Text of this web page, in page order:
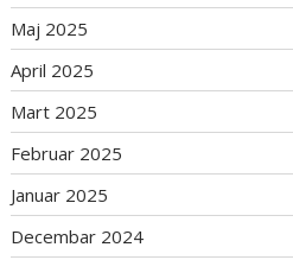
Maj 2025
April 2025
Mart 2025
Februar 2025
Januar 2025
Decembar 2024